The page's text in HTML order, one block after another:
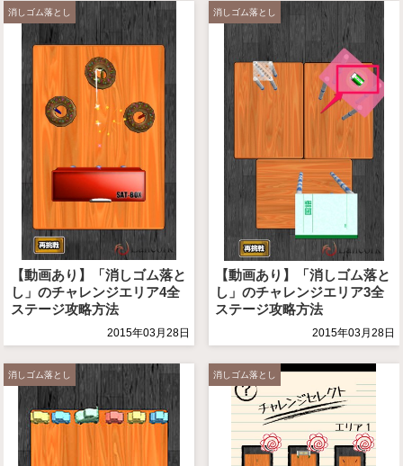
消しゴム落とし
【動画あり】「消しゴム落と
し」のチャレンジエリア4全
ステージ攻略方法
2015年03月28日
消しゴム落とし
【動画あり】「消しゴム落と
し」のチャレンジエリア3全
ステージ攻略方法
2015年03月28日
消しゴム落とし 消しゴム落とし